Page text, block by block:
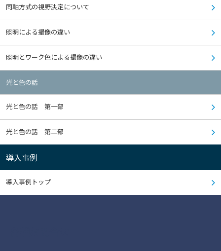
同軸方式の視野決定について
照明による撮像の違い
照明とワーク色による撮像の違い
光と色の話
光と色の話 第一部
光と色の話 第二部
導入事例
導入事例トップ